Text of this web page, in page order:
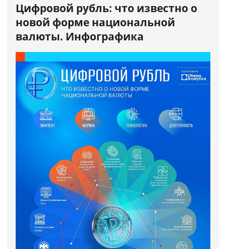
Цифровой рубль: что известно о
новой форме национальной
валюты. Инфографика